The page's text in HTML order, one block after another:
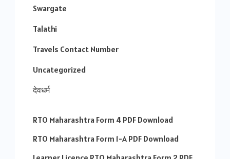
Swargate
Talathi
Travels Contact Number
Uncategorized
देवधर्म
RTO Maharashtra Form 4 PDF Download
RTO Maharashtra Form 1-A PDF Download